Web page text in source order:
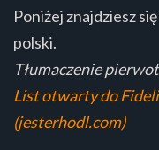
Poniżej znajdziesz
polski.
Tłumaczenie
List otwarty do
(jesterhodl.com)